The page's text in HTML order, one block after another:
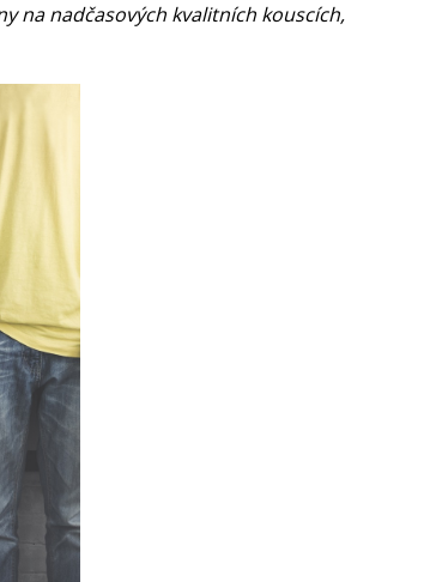
na nadčasových kvalitních kouscích,